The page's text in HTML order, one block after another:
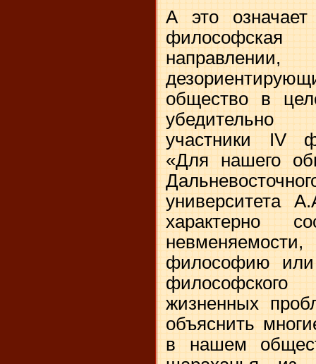
А это
общество в
убедительно
участники IV
«Для нашего
университета
характерно
философию или
жизненных
объяснить
в нашем